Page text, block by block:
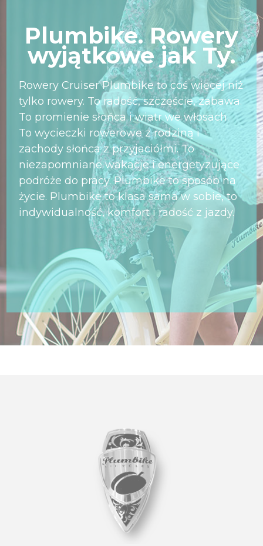
Plumbike. Rowery
wyjątkowe jak Ty.
Rowery Cruiser Plumbike to coś więcej niż
tylko rowery. To radość, szczęście, zabawa.
To promienie słońca i wiatr we włosach.
To wycieczki rowerowe z rodziną i
zachody słońca z przyjaciółmi. To
niezapomniane wakacje i energetyzujące
podróże do pracy. Plumbike to sposób na
życie. Plumbike to klasa sama w sobie, to
indywidualność, komfort i radość z jazdy.